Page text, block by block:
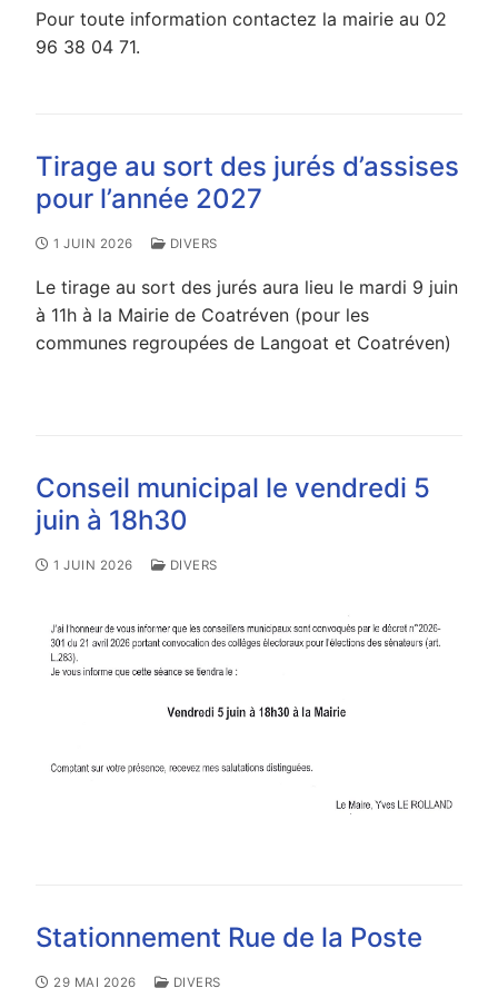
Pour toute information contactez la mairie au 02
96 38 04 71.
Tirage au sort des jurés d’assises
pour l’année 2027
1 JUIN 2026 DIVERS
Le tirage au sort des jurés aura lieu le mardi 9 juin
à 11h à la Mairie de Coatréven (pour les
communes regroupées de Langoat et Coatréven)
Conseil municipal le vendredi 5
juin à 18h30
1 JUIN 2026 DIVERS
Stationnement Rue de la Poste
29 MAI 2026 DIVERS